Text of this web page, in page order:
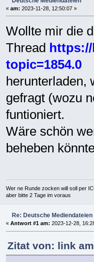
« am: 2023-11-28, 12:50:07 »
Wollte mir die
Thread https://
topic=1854.0
herunterladen,
gefragt (wozu
funtioniert.
Wäre schön
beheben
Wer ne Runde zocken will soll per
aber bitte 2 Tage im voraus
Re: Deutsche Mediendateien
« Antwort #1 am: 2023-12-28,
Zitat von: link